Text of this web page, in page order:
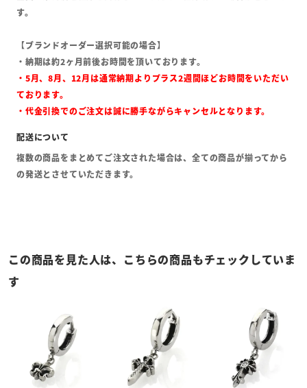
す。
【ブランドオーダー選択可能の場合】
・納期は約2ヶ月前後お時間を頂いております。
・5月、8月、12月は通常納期よりプラス2週間ほどお時間をいただい
ております。
・代金引換でのご注文は誠に勝手ながらキャンセルとなります。
複数の商品をまとめてご注文された場合は、全ての商品が揃ってから
の発送とさせていただきます。
この商品を見た人は、こちらの商品もチェックしていま
す